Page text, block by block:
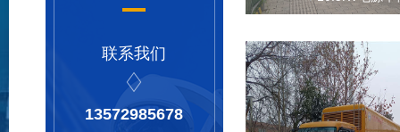
联系我们
13572985678